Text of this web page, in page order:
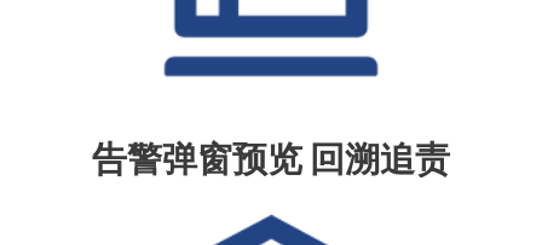
告警弹窗预览 回溯追责